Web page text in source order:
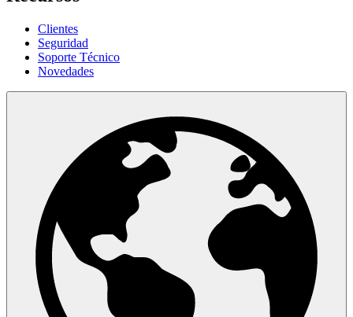
Clientes
Seguridad
Soporte Técnico
Novedades